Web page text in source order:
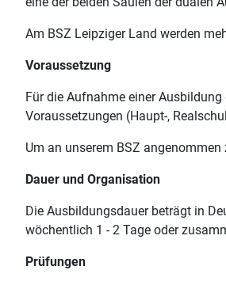
Am BSZ Leipziger Land werden
Voraussetzung
Für die Aufnahme einer
Voraussetzungen (Haupt-,
Um an unserem BSZ
Dauer und Organisation
Die Ausbildungsdauer beträgt in
wöchentlich 1 - 2 Tage oder
Prüfungen